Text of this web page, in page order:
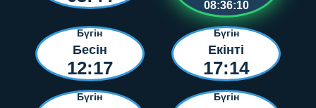
08:36:10
Бүгін
Бесін
12:17
Бүгін
Екінті
17:14
Бүгін Бүгін